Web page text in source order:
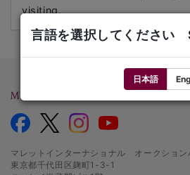
visiting.
マレットインターナショナル オークション
東京都千代田区麹町1-3-1
言語を選択してくださ
日本語